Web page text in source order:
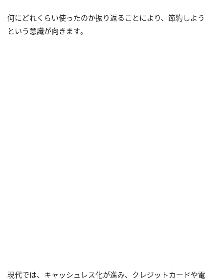
何にどれくらい使ったのか振り返ることにより、節約しよう
という意識が向きます。
現代では、キャッシュレス化が進み、クレジットカードや電